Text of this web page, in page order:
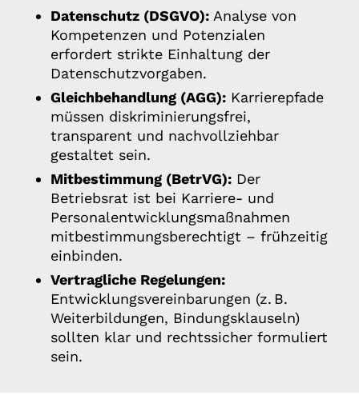
Datenschutz (DSGVO): Analyse von
Kompetenzen und Potenzialen
erfordert strikte Einhaltung der
Datenschutzvorgaben.
Gleichbehandlung (AGG): Karrierepfade
müssen diskriminierungsfrei,
transparent und nachvollziehbar
gestaltet sein.
Mitbestimmung (BetrVG): Der
Betriebsrat ist bei Karriere- und
Personalentwicklungsmaßnahmen
mitbestimmungsberechtigt – frühzeitig
einbinden.
Vertragliche Regelungen:
Entwicklungsvereinbarungen (z. B.
Weiterbildungen, Bindungsklauseln)
sollten klar und rechtssicher formuliert
sein.